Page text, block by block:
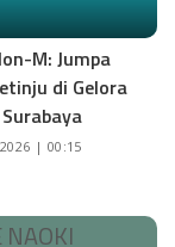
M: Jumpa
di Gelora
| 00:15